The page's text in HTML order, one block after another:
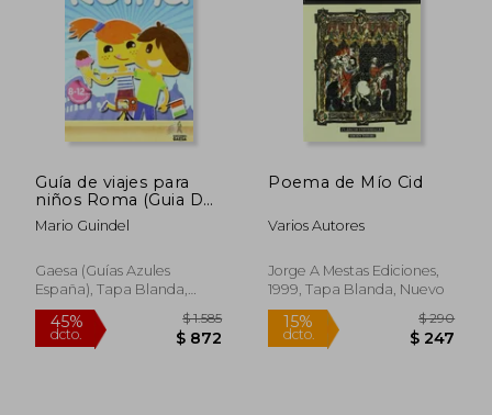
45% $ 3.679 45%
Guía de viajes para
niños Roma (Guia De
Viaje Para Niños)
Mario Guindel
Gaesa (Guías Azules
España), Tapa Blanda,
Nuevo
Poema de Mío Cid
Varios Autores
Jorge A Mestas Ediciones,
1999, Tapa Blanda, Nuevo